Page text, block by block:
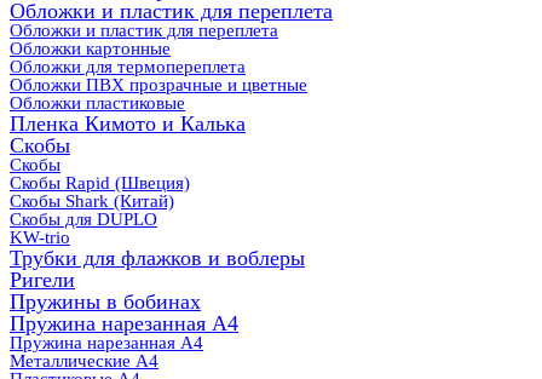
Обложки и пластик для переплета
Обложки и пластик для переплета
Обложки картонные
Обложки для термопереплета
Обложки ПВХ прозрачные и цветные
Обложки пластиковые
Пленка Кимото и Калька
Скобы
Скобы
Скобы Rapid (Швеция)
Скобы Shark (Китай)
Скобы для DUPLO
KW-trio
Трубки для флажков и воблеры
Ригели
Пружины в бобинах
Пружина нарезанная А4
Пружина нарезанная А4
Металлические А4